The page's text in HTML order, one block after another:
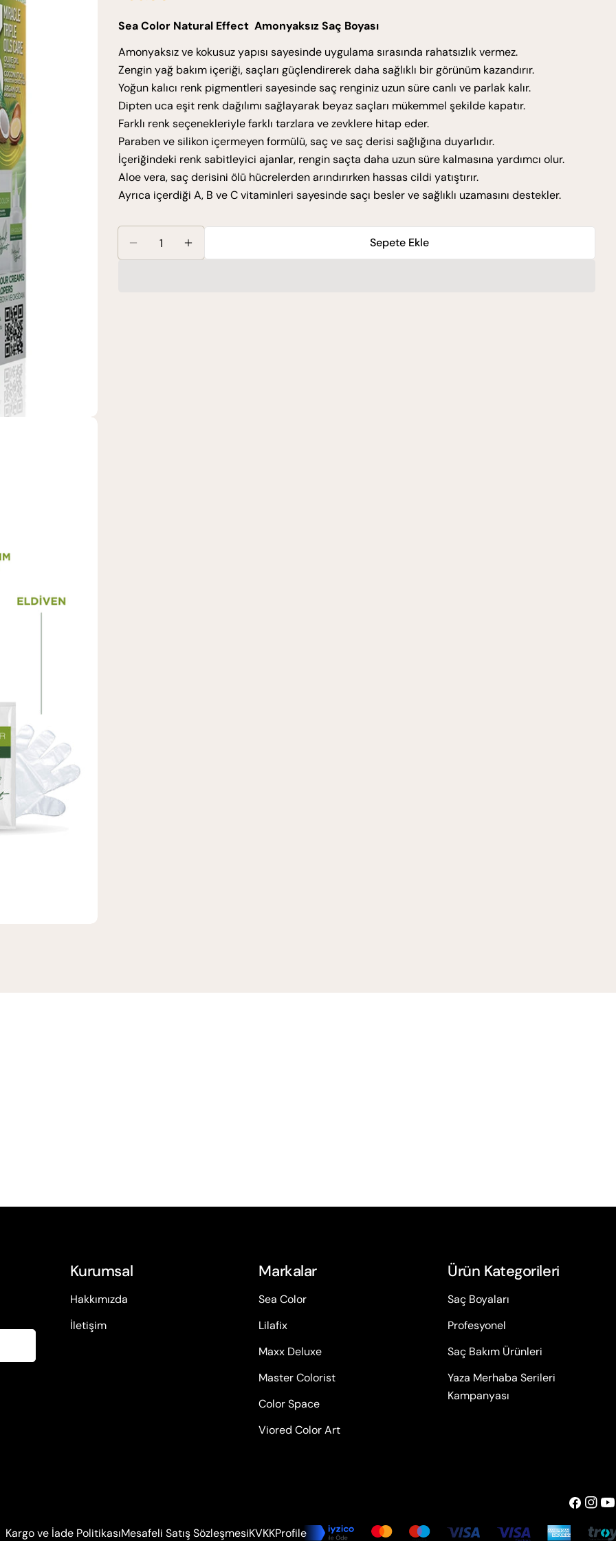
ücreti
fiyat
Sea Color Natural Effect Amonyaksız Saç Boyası
Amonyaksız ve kokusuz yapısı sayesinde uygulama sırasında rahatsızlık vermez.
Zengin yağ bakım içeriği, saçları güçlendirerek daha sağlıklı bir görünüm kazandırır.
Yoğun kalıcı renk pigmentleri sayesinde saç renginiz uzun süre canlı ve parlak kalır.
Dipten uca eşit renk dağılımı sağlayarak beyaz saçları mükemmel şekilde kapatır.
Farklı renk seçenekleriyle farklı tarzlara ve zevklere hitap eder.
Paraben ve silikon içermeyen formülü, saç ve saç derisi sağlığına duyarlıdır.
İçeriğindeki renk sabitleyici ajanlar, rengin saçta daha uzun süre kalmasına yardımcı olur.
Aloe vera, saç derisini ölü hücrelerden arındırırken hassas cildi yatıştırır.
Ayrıca içerdiği A, B ve C vitaminleri sayesinde saçı besler ve sağlıklı uzamasını destekler.
Sea Color Set Boya Amonyaksız 7.0 Kumral Için Miktarı Azaltın
Sea Color Set Boya Amonyaksız 7.0 Kumral Için Miktarı Artırın
Sepete Ekle
Kurumsal
Hakkımızda
İletişim
Markalar
Sea Color
Lilafix
Maxx Deluxe
Master Colorist
Color Space
Viored Color Art
Ürün Kategorileri
Saç Boyaları
Profesyonel
Saç Bakım Ürünleri
Yaza Merhaba Serileri
Kampanyası
Facebook
Kargo ve İade PolitikasıMesafeli Satış SözleşmesiKVKKProfileÖdeme